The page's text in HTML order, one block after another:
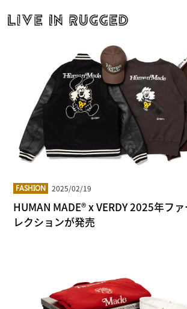
FASHION 2025/02/19
HUMAN MADE® x VERDY 2025年フ
レクションが発売